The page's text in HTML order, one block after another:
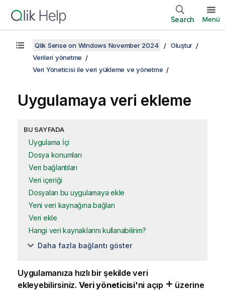
Search Menü
Qlik Sense on Windows November 2024
Oluştur
Verileri yönetme
Veri Yöneticisi ile veri yükleme ve yönetme
Uygulamaya veri ekleme
BU SAYFADA
Uygulama İçi
Dosya konumları
Veri bağlantıları
Veri içeriği
Dosyaları bu uygulamaya ekle
Yeni veri kaynağına bağlan
Veri ekle
Hangi veri kaynaklarını kullanabilirim?
Daha fazla bağlantı göster
Uygulamanıza hızlı bir şekilde veri
ekleyebilirsiniz. Veri yöneticisi'ni açıp
üzerine